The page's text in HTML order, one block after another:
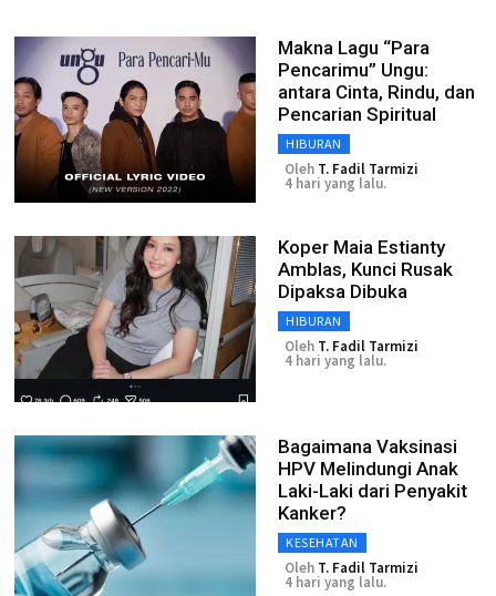
Makna Lagu “Para
Pencarimu” Ungu:
antara Cinta, Rindu, dan
Pencarian Spiritual
HIBURAN
Oleh T. Fadil Tarmizi
4 hari yang lalu.
Koper Maia Estianty
Amblas, Kunci Rusak
Dipaksa Dibuka
HIBURAN
Oleh T. Fadil Tarmizi
4 hari yang lalu.
Bagaimana Vaksinasi
HPV Melindungi Anak
Laki-Laki dari Penyakit
Kanker?
KESEHATAN
Oleh T. Fadil Tarmizi
4 hari yang lalu.